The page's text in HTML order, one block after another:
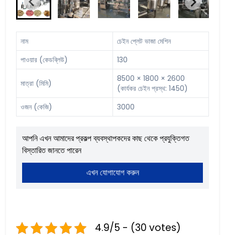
নাম
চেইন প্লেট ভাজা মেশিন
পাওয়ার (কেডব্লিউ)
130
মাত্রা (মিমি)
8500 × 1800 × 2600
(কার্যকর চেইন প্রস্থ: 1450)
ওজন (কেজি)
3000
আপনি এখন আমাদের প্রকল্প ব্যবস্থাপকদের কাছ থেকে প্রযুক্তিগত
বিস্তারিত জানতে পারেন
এখন যোগাযোগ করুন
4.9/5 - (30 votes)